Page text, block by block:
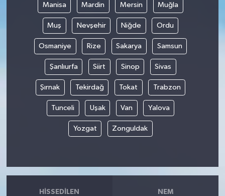
Manisa Mardin Mersin Muğla
Muş Nevşehir Niğde Ordu
Osmaniye Rize Sakarya Samsun
Şanlıurfa Siirt Sinop Sivas
Şırnak Tekirdağ Tokat Trabzon
Tunceli Uşak Van Yalova
Yozgat Zonguldak
HISSEDILEN NEM